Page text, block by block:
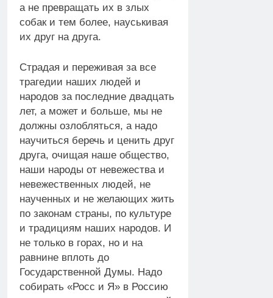
а не превращать их в злых
собак и тем более, науськивая
их друг на друга.
Страдая и переживая за все
трагедии наших людей и
народов за последние двадцать
лет, а может и больше, мы не
должны озлобляться, а надо
научиться беречь и ценить друг
друга, очищая наше общество,
наши народы от невежества и
невежественных людей, не
наученных и не желающих жить
по законам страны, по культуре
и традициям наших народов. И
не только в горах, но и на
равнине вплоть до
Государственной Думы. Надо
собирать «Росс и Я» в Россию